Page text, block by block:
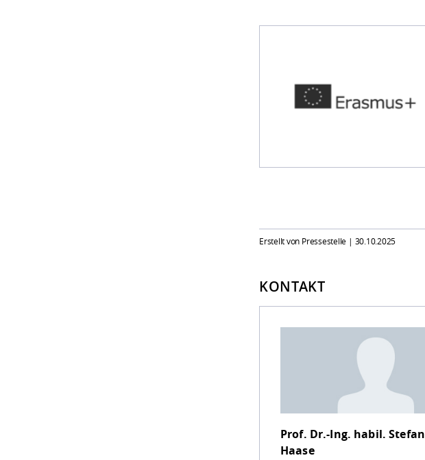
Erstellt von Pressestelle | 30.10.2025
KONTAKT
Prof. Dr.-Ing. habil.Stefan
Haase